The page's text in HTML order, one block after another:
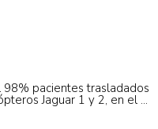
pacientes trasladados
Jaguar 1 y 2, en el ...